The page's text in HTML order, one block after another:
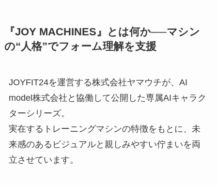
『JOY MACHINES』とは何か──マシン
の“人格”でフォーム理解を支援
JOYFIT24を運営する株式会社ヤマウチが、AI
model株式会社と協働して公開した専属AIキャラク
ターシリーズ。
実在するトレーニングマシンの特徴をもとに、未
来感のあるビジュアルと親しみやすい佇まいを両
立させています。